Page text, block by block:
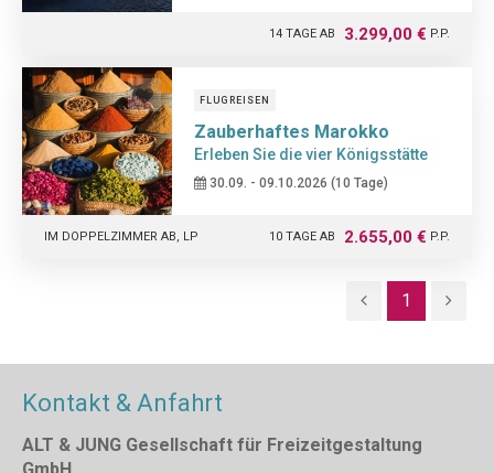
14 TAGE AB 3.299,00 € P.P.
2-BETT GARANTIEKABINE, INNEN, DECK 2, VOLLPENSION
FLUGREISEN
Zauberhaftes Marokko
Erleben Sie die vier Königsstätte
30.09. - 09.10.2026 (10 Tage)
10 TAGE AB 2.655,00 € P.P.
IM DOPPELZIMMER AB, LP
1
Kontakt & Anfahrt
ALT & JUNG Gesellschaft für Freizeitgestaltung